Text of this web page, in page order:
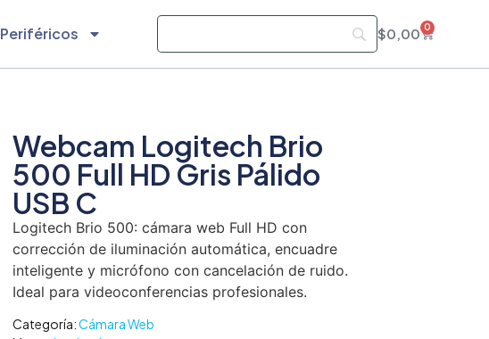
Periféricos $0,00 0
Webcam Logitech Brio
500 Full HD Gris Pálido
USB C
Logitech Brio 500: cámara web Full HD con
corrección de iluminación automática, encuadre
inteligente y micrófono con cancelación de ruido.
Ideal para videoconferencias profesionales.
Categoría:Cámara Web